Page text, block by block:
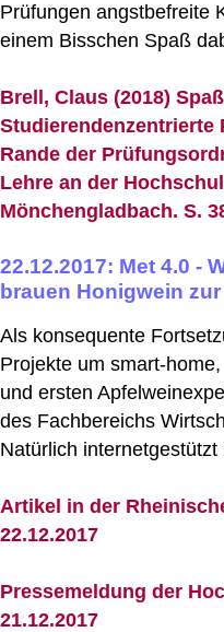
Prüfungen angstbefreite
einem Bisschen Spaß
Brell, Claus (2018)
Studierendenzentrierte
Rande der
Lehre an der
Mönchengladbach. S.
22.12.2017: Met 4.0 -
brauen Honigwein
Als konsequente
Projekte um smart-
und ersten
des Fachbereichs
Natürlich
Artikel in der
22.12.2017
Pressemeldung der
21.12.2017